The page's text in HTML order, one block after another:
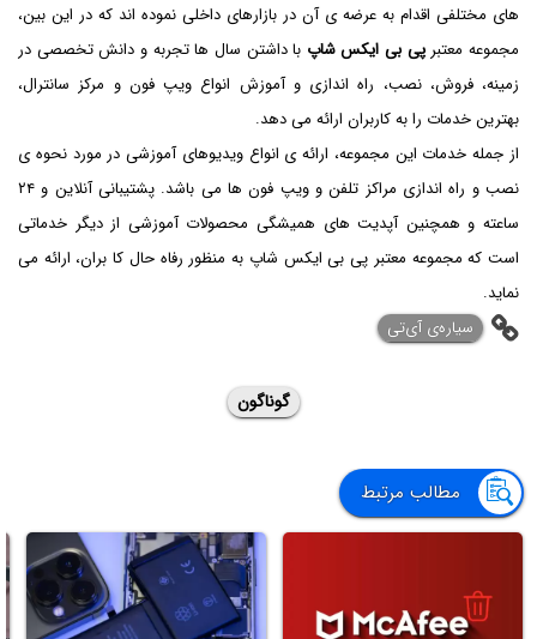
های مختلفی اقدام به عرضه ی آن در بازارهای داخلی نموده اند که در این بین،
مجموعه معتبر پی بی ایکس شاپ با داشتن سال ها تجربه و دانش تخصصی در
زمینه، فروش، نصب، راه اندازی و آموزش انواع ویپ فون و مرکز سانترال،
بهترین خدمات را به کاربران ارائه می دهد.
از جمله خدمات این ‌مجموعه، ارائه ی انواع ویدیوهای آموزشی در مورد نحوه ی
نصب و راه اندازی مراکز تلفن و ویپ فون ها می باشد. پشتیبانی آنلاین و ۲۴
ساعته و همچنین آپدیت های همیشگی محصولات آموزشی از دیگر خدماتی
است که مجموعه معتبر پی بی ایکس شاپ به منظور رفاه حال کا بران، ارائه می
نماید.
‌سیاره‌ی آی‌تی
گوناگون
مطالب مرتبط